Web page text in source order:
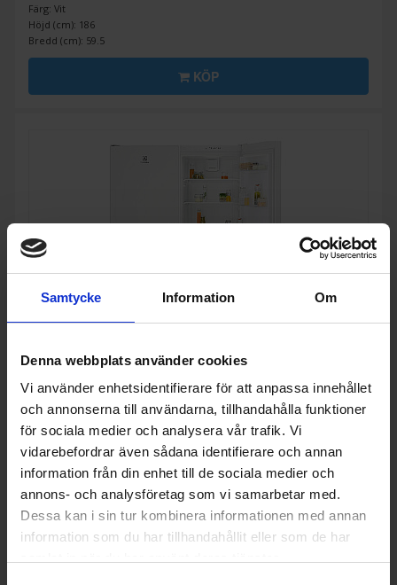
Samtycke Information Om
Denna webbplats använder cookies
Vi använder enhetsidentifierare för att anpassa innehållet
och annonserna till användarna, tillhandahålla funktioner
för sociala medier och analysera vår trafik. Vi
vidarebefordrar även sådana identifierare och annan
information från din enhet till de sociala medier och
annons- och analysföretag som vi samarbetar med.
Dessa kan i sin tur kombinera informationen med annan
information som du har tillhandahållit eller som de har
Färg: Vit
Höjd (cm): 186
Bredd (cm): 59.5
KÖP
Paket kyl och frys
ElectroluxERS3DE39W-EUT6NE28W1 -
NoFrost
A
↑
E
PRODUKTBLAD
Färg: Vit
Höjd (cm): 186
14 990:-
17 480:-
I lager